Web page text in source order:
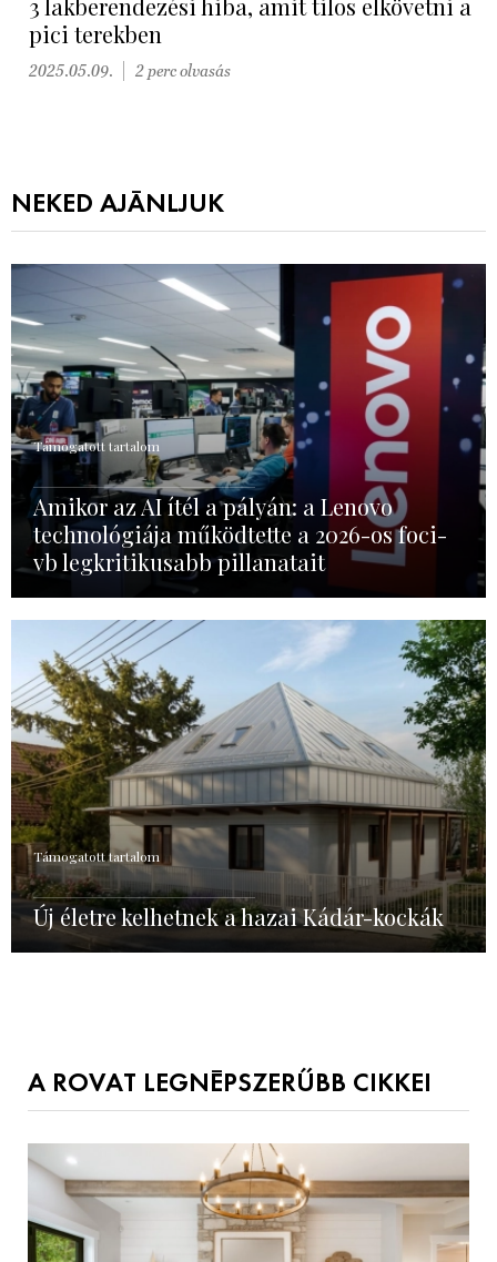
3 lakberendezési hiba, amit tilos elkövetni a
pici terekben
2025.05.09. 2 perc olvasás
NEKED AJÁNLJUK
Támogatott tartalom
Amikor az AI ítél a pályán: a Lenovo
technológiája működtette a 2026-os foci-
vb legkritikusabb pillanatait
Támogatott tartalom
Új életre kelhetnek a hazai Kádár-kockák
A ROVAT LEGNÉPSZERŰBB CIKKEI